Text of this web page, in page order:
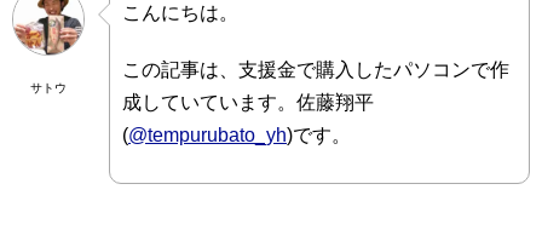
サトウ
こんにちは。
この記事は、支援金で購入したパソコンで作
成していています。佐藤翔平
(@tempurubato_yh)です。